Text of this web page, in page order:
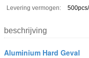
Levering vermogen:
beschrijving
Aluminium Hard Geval